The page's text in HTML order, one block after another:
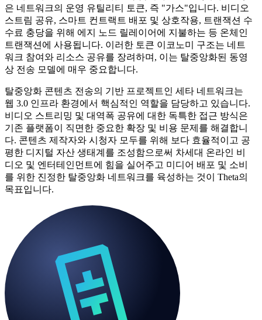
은 네트워크의 운영 유틸리티 토큰, 즉 "가스"입니다. 비디오
스트림 공유, 스마트 컨트랙트 배포 및 상호작용, 트랜잭션 수
수료 충당을 위해 에지 노드 릴레이어에 지불하는 등 온체인
트랜잭션에 사용됩니다. 이러한 토큰 이코노미 구조는 네트
워크 참여와 리소스 공유를 장려하며, 이는 탈중앙화된 동영
상 전송 모델에 매우 중요합니다.
탈중앙화 콘텐츠 전송의 기반 프로젝트인 세타 네트워크는
웹 3.0 인프라 환경에서 핵심적인 역할을 담당하고 있습니다.
비디오 스트리밍 및 대역폭 공유에 대한 독특한 접근 방식은
기존 플랫폼이 직면한 중요한 확장 및 비용 문제를 해결합니
다. 콘텐츠 제작자와 시청자 모두를 위해 보다 효율적이고 공
평한 디지털 자산 생태계를 조성함으로써 차세대 온라인 비
디오 및 엔터테인먼트에 힘을 실어주고 미디어 배포 및 소비
를 위한 진정한 탈중앙화 네트워크를 육성하는 것이 Theta의
목표입니다.